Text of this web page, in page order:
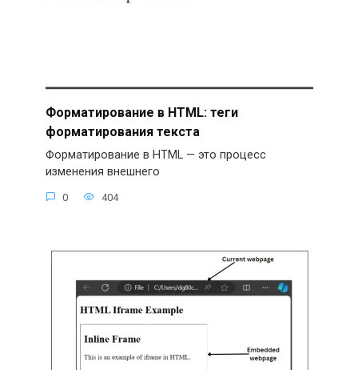
Форматирование в HTML: теги
форматирования текста
Форматирование в HTML — это процесс
изменения внешнего
0 404